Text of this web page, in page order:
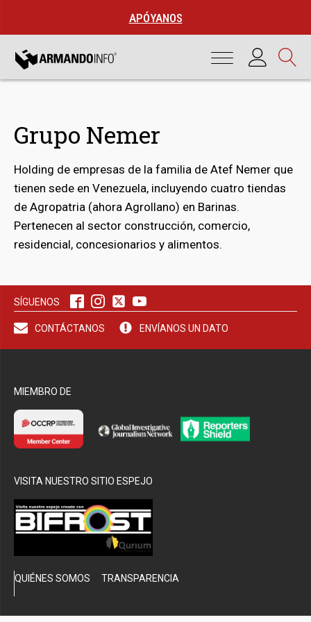
APÓYANOS
Grupo Nemer
Holding de empresas de la familia de Atef Nemer que
tienen sede en Venezuela, incluyendo cuatro tiendas
de Agropatria (ahora Agrollano) en Barinas.
Pertenecen al sector construcción, comercio,
residencial, concesionarios y alimentos.
SÍGUENOS
CONTÁCTANOS ENVÍANOS UN DATO
MIEMBRO DE
VISITA NUESTRO SITIO ESPEJO
QUIÉNES SOMOS TRANSPARENCIA